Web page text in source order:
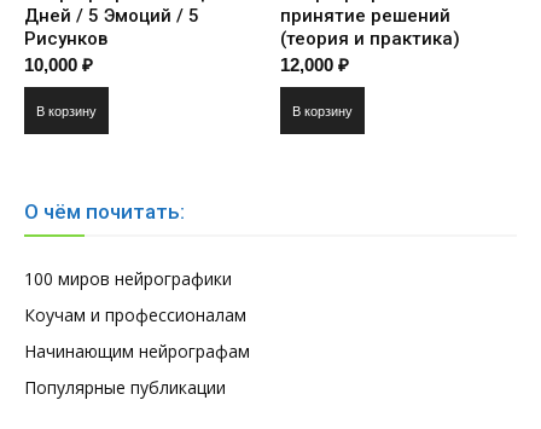
Дней / 5 Эмоций / 5
Рисунков
10,000 ₽
В корзину
принятие решений
(теория и практика)
12,000₽
В корзину
О чём почитать:
100 миров нейрографики
Коучам и профессионалам
Начинающим нейрографам
Популярные публикации